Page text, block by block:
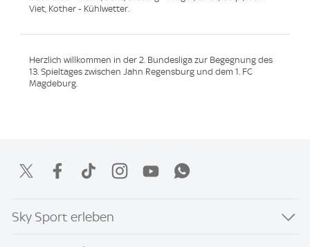
Viet, Kother - Kühlwetter.
Herzlich willkommen in der 2. Bundesliga zur Begegnung des
13. Spieltages zwischen Jahn Regensburg und dem 1. FC
Magdeburg.
Sky Sport erleben